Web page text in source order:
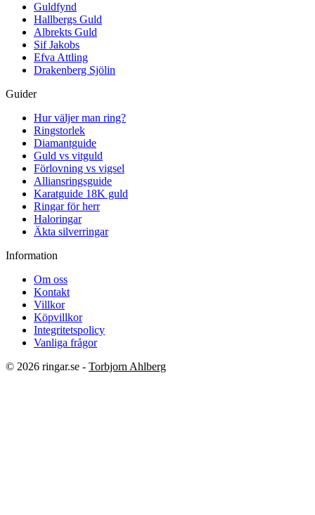
Guldfynd
Hallbergs Guld
Albrekts Guld
Sif Jakobs
Efva Attling
Drakenberg Sjölin
Guider
Hur väljer man ring?
Ringstorlek
Diamantguide
Guld vs vitguld
Förlovning vs vigsel
Alliansringsguide
Karatguide 18K guld
Ringar för herr
Haloringar
Äkta silverringar
Information
Om oss
Kontakt
Villkor
Köpvillkor
Integritetspolicy
Vanliga frågor
© 2026 ringar.se - Torbjorn Ahlberg